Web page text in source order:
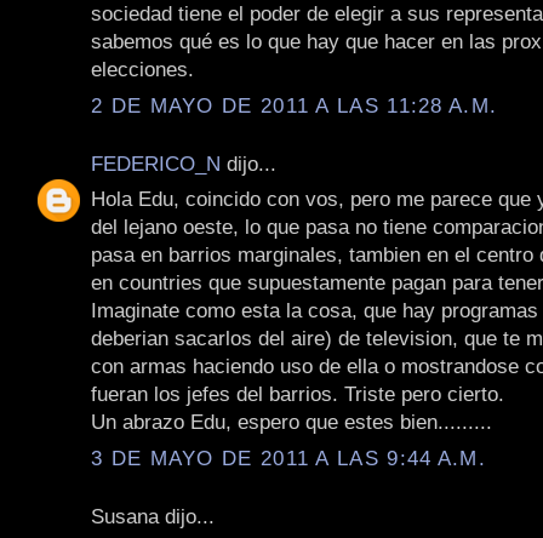
sociedad tiene el poder de elegir a sus
sabemos qué es lo que hay que hacer en las
elecciones.
2 DE MAYO DE 2011 A LAS 11:28 A.M.
FEDERICO_N dijo...
Hola Edu, coincido con vos, pero me parece que
del lejano oeste, lo que pasa no tiene
pasa en barrios marginales, tambien en el centro
en countries que supuestamente pagan para
Imaginate como esta la cosa, que hay
deberian sacarlos del aire) de television, que te
con armas haciendo uso de ella o mostrandose
fueran los jefes del barrios. Triste pero cierto.
Un abrazo Edu, espero que estes bien.........
3 DE MAYO DE 2011 A LAS 9:44 A.M.
Susana dijo...